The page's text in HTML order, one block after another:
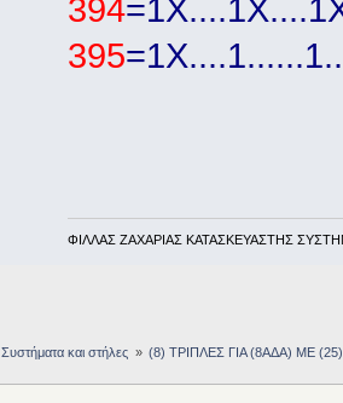
394
395
ΦΙΛΛΑΣ ΖΑΧΑΡΙΑΣ ΚΑΤΑΣΚΕΥΑΣΤΗΣ
Συστήματα και στήλες » (8) ΤΡΙΠΛΕΣ ΓΙΑ (8ΑΔΑ) ΜΕ